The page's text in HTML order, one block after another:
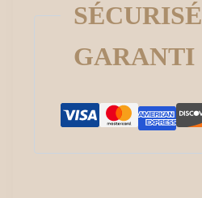
SÉCURISÉ
GARANTI